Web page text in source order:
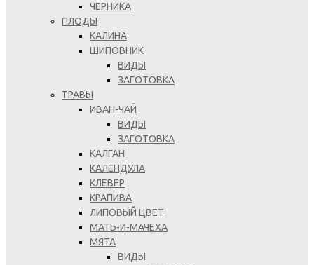
ЧЕРНИКА
ПЛОДЫ
КАЛИНА
ШИПОВНИК
ВИДЫ
ЗАГОТОВКА
ТРАВЫ
ИВАН-ЧАЙ
ВИДЫ
ЗАГОТОВКА
КАЛГАН
КАЛЕНДУЛА
КЛЕВЕР
КРАПИВА
ЛИПОВЫЙ ЦВЕТ
МАТЬ-И-МАЧЕХА
МЯТА
ВИДЫ